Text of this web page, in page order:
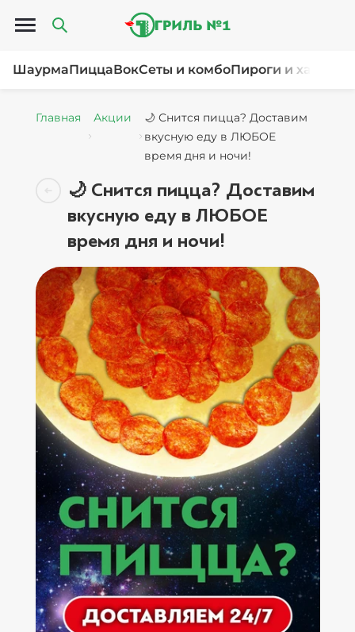
Открыть меню
ШаурмаПиццаВокСеты и комбоПироги и
Главная Акции
🌙 Снится пицца? Доставим
вкусную еду в ЛЮБОЕ
время дня и ночи!
🌙 Снится пицца? Доставим
вкусную еду в ЛЮБОЕ
время дня и ночи!